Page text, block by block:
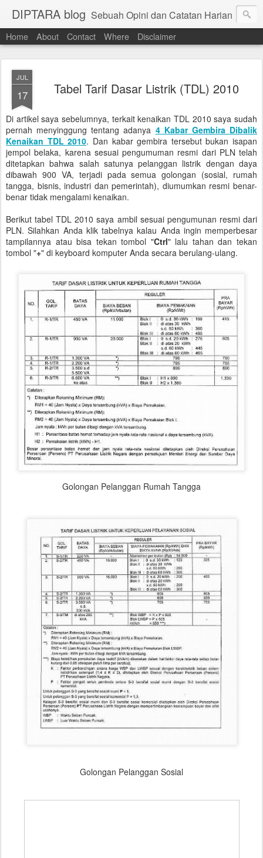
DIPTARA blog Sebuah Opini dan Catatan Harian
Home About Contact Where Disclaimer
JUL
17 Tabel Tarif Dasar Listrik (TDL) 2010
Di artikel saya sebelumnya, terkait kenaikan TDL 2010 saya sudah
pernah menyinggung tentang adanya 4 Kabar Gembira Dibalik
Kenaikan TDL 2010. Dan kabar gembira tersebut bukan isapan
jempol belaka, karena sesuai pengumuman resmi dari PLN telah
ditetapkan bahwa salah satunya pelanggan listrik dengan daya
dibawah 900 VA, terjadi pada semua golongan (sosial, rumah
tangga, bisnis, industri dan pemerintah), diumumkan resmi benar-
benar tidak mengalami kenaikan.
Berikut tabel TDL 2010 saya ambil sesuai pengumunan resmi dari
PLN. Silahkan Anda klik tabelnya kalau Anda ingin memperbesar
tampilannya atau bisa tekan tombol "Ctrl" lalu tahan dan tekan
tombol "+" di keyboard komputer Anda secara berulang-ulang.
Golongan Pelanggan Rumah Tangga
Golongan Pelanggan Sosial